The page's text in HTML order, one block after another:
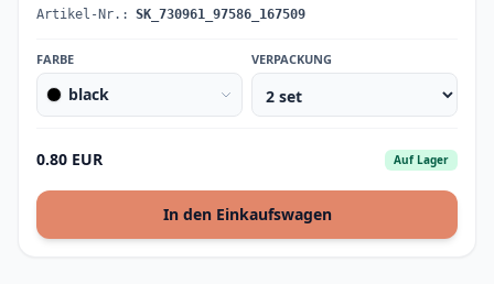
Artikel-Nr.: SK_730961_97586_167509
FARBE
black
VERPACKUNG
0.80 EUR Auf Lager
In den Einkaufswagen